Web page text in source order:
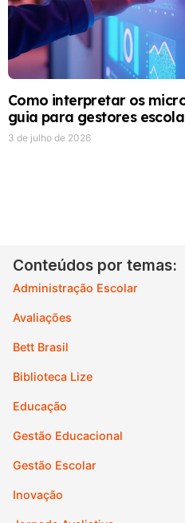
Como interpretar os
guia para gestores
3 de julho de 2026
Conteúdos por temas:
Administração Escolar
Avaliações
Bett Brasil
Biblioteca Lize
Educação
Gestão Educacional
Gestão Escolar
Inovação